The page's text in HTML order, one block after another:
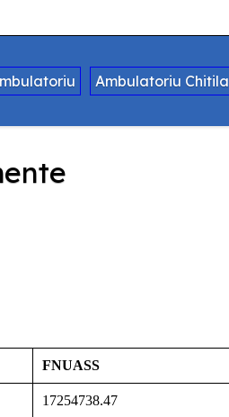
Ambulatoriu Chitila
FNUASS
17254738.47